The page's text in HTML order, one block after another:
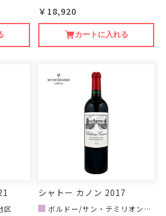
￥18,920
カートに入れる
区
シャトー カノン 2017
ボルドー/サン・テミリオン地